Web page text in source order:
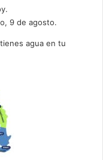
9 de agosto.
agua en tu